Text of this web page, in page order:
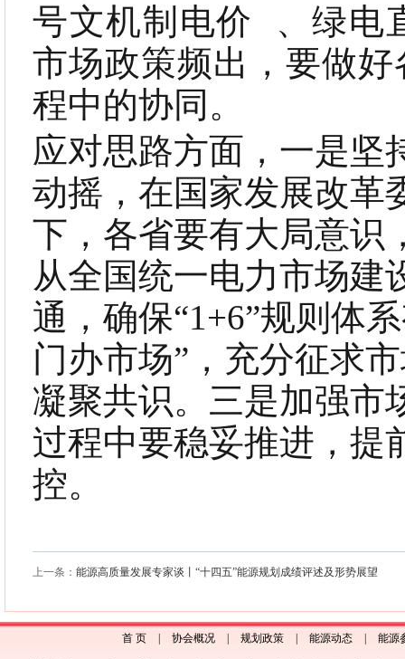
号文机制电价
、绿电
市场政策频出，要做
程中的协同。
应对思路方面，一是坚
动摇，在国家发展改革
下，各省要有大局意识
从全国统一电力市场建
通，确保“1+6”规则体
门办市场”，充分征求
凝聚共识。三是加强市
过程中要稳妥推进，提
控。
上一条： 能源高质量发展专家谈丨“十四五”能源规划成绩评述及形势展望
首 页 协会概况 规划政策 能源动态 能源